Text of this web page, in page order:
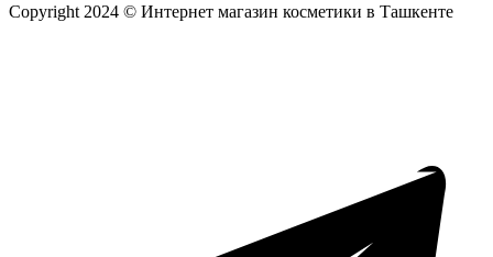
Copyright 2024 © Интернет магазин косметики в Ташкенте